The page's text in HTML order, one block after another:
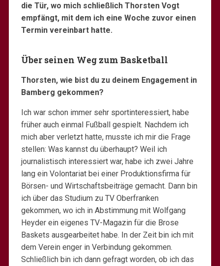
die Tür, wo mich schließlich Thorsten Vogt
empfängt, mit dem ich eine Woche zuvor einen
Termin vereinbart hatte.
Über seinen Weg zum Basketball
Thorsten, wie bist du zu deinem Engagement in
Bamberg gekommen?
Ich war schon immer sehr sportinteressiert, habe
früher auch einmal Fußball gespielt. Nachdem ich
mich aber verletzt hatte, musste ich mir die Frage
stellen: Was kannst du überhaupt? Weil ich
journalistisch interessiert war, habe ich zwei Jahre
lang ein Volontariat bei einer Produktionsfirma für
Börsen- und Wirtschaftsbeiträge gemacht. Dann bin
ich über das Studium zu TV Oberfranken
gekommen, wo ich in Abstimmung mit Wolfgang
Heyder ein eigenes TV-Magazin für die Brose
Baskets ausgearbeitet habe. In der Zeit bin ich mit
dem Verein enger in Verbindung gekommen.
Schließlich bin ich dann gefragt worden, ob ich das